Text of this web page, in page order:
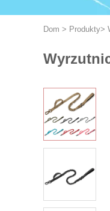
Dom > Produkty>